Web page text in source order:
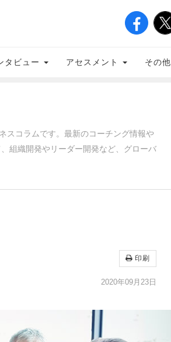
タビュー アセスメント その他
スコラムです。最新のコーチング情報や
組織開発やリーダー開発など、グローバ
印刷
2020年09月23日